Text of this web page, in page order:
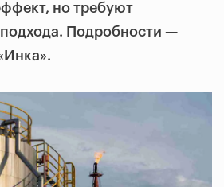
но требуют
подхода. Подробности —